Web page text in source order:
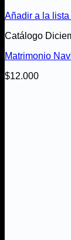
Añadir a la
Catálogo
Matrimonio
$12.000